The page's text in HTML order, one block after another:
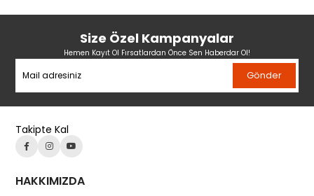
Size Özel Kampanyalar
Hemen Kayıt Ol Fırsatlardan Önce Sen Haberdar Ol!
Gönder
Takipte Kal
HAKKIMIZDA